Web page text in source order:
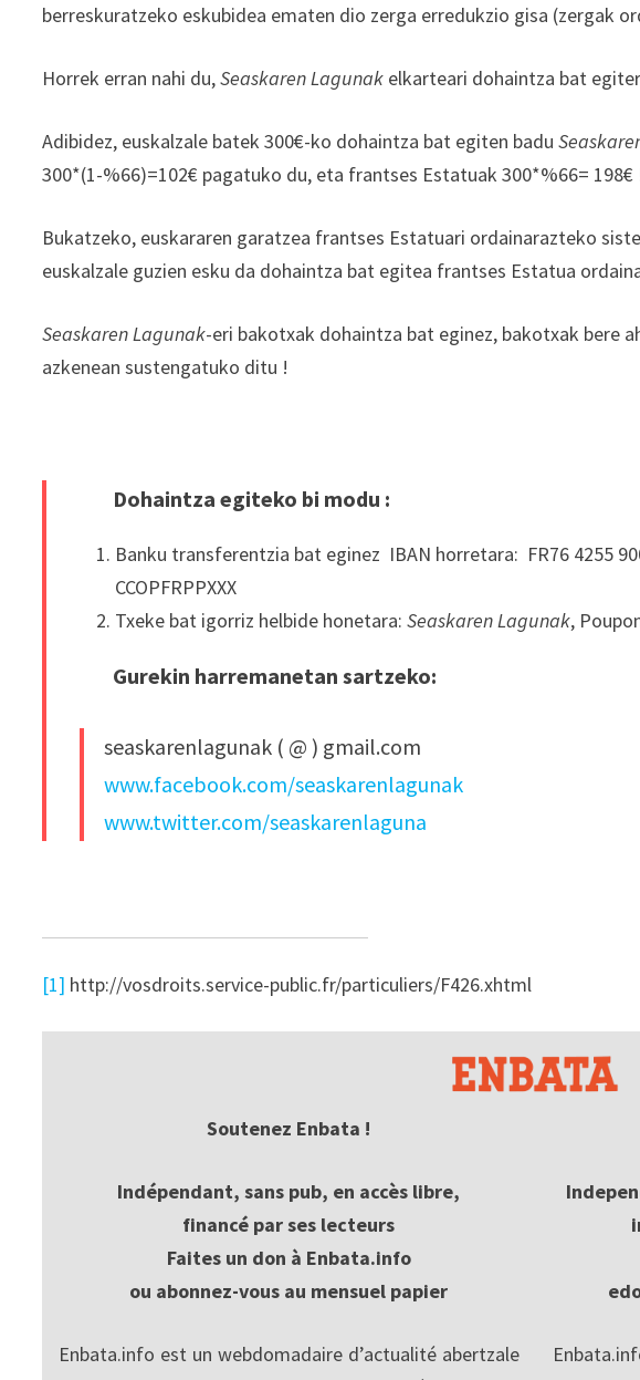
berreskuratzeko eskubidea ematen dio zerga erredukzio gisa (zergak
Horrek erran nahi du,Seaskaren Lagunak elkarteari dohaintza bat
Adibidez, euskalzale batek 300€-ko dohaintza bat egiten badu
300*(1-%66)=102€ pagatuko du, eta frantses Estatuak 300*%66= 198€
Bukatzeko, euskararen garatzea frantses Estatuari ordainarazteko
euskalzale guzien esku da dohaintza bat egitea frantses Estatua
Seaskaren Lagunak-eri bakotxak dohaintza bat eginez, bakotxak bere
azkenean sustengatuko ditu !
Dohaintza egiteko bi modu :
Banku transferentzia bat eginez IBAN horretara: FR76 4255
CCOPFRPPXXX
Txeke bat igorriz helbide honetara: Seaskaren Lagunak,
Gurekin harremanetan sartzeko:
seaskarenlagunak ( @ ) gmail.com
www.facebook.com/seaskarenlagunak
www.twitter.com/seaskarenlaguna
[1] http://vosdroits.service-public.fr/particuliers/F426.xhtml
Soutenez Enbata !
Indépendant, sans pub, en accès libre,
financé par ses lecteurs
Faites un don à Enbata.info
ou abonnez-vous au mensuel papier
Enbata.info est un webdomadaire d’actualité abertzale